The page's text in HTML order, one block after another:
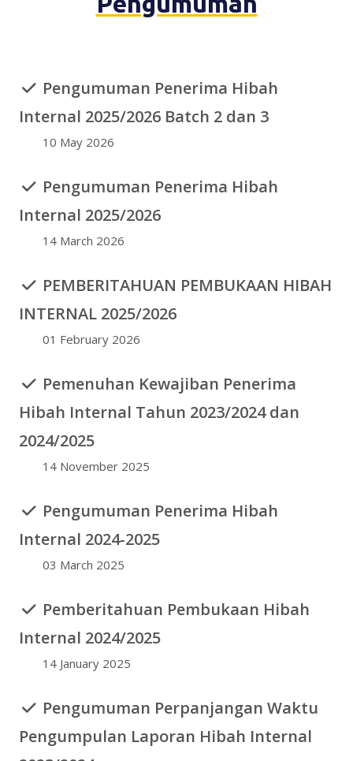
Pengumuman Penerima Hibah
Internal 2025/2026 Batch 2 dan 3
10 May 2026
Pengumuman Penerima Hibah
Internal 2025/2026
14 March 2026
PEMBERITAHUAN PEMBUKAAN HIBAH
INTERNAL 2025/2026
01 February 2026
Pemenuhan Kewajiban Penerima
Hibah Internal Tahun 2023/2024 dan
2024/2025
14 November 2025
Pengumuman Penerima Hibah
Internal 2024-2025
03 March 2025
Pemberitahuan Pembukaan Hibah
Internal 2024/2025
14 January 2025
Pengumuman Perpanjangan Waktu
Pengumpulan Laporan Hibah Internal